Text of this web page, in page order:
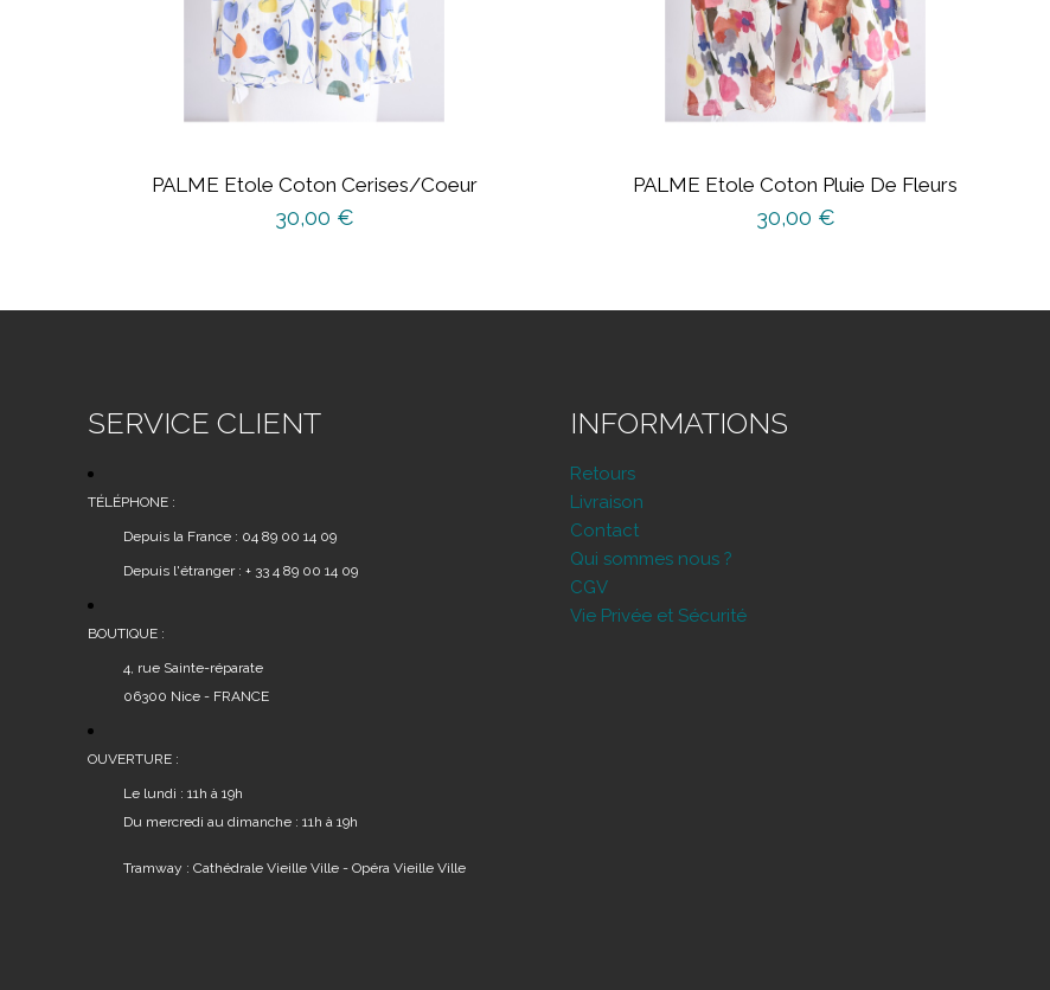
PALME Etole Coton Cerises/Coeur
30,00 €
PALME Etole Coton Pluie De Fleurs
30,00 €
SERVICE CLIENT
TÉLÉPHONE :
Depuis la France : 04 89 00 14 09
Depuis l'étranger : + 33 4 89 00 14 09
BOUTIQUE :
4, rue Sainte-réparate
06300 Nice - FRANCE
OUVERTURE :
Le lundi : 11h à 19h
Du mercredi au dimanche : 11h à 19h
Tramway : Cathédrale Vieille Ville - Opéra Vieille Ville
INFORMATIONS
Retours
Livraison
Contact
Qui sommes nous ?
CGV
Vie Privée et Sécurité